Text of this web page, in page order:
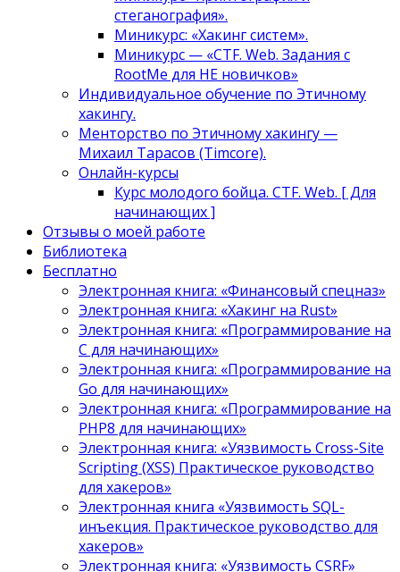
стеганография».
Миникурс: «Хакинг систем».
Миникурс — «CTF. Web. Задания с
RootMe для НЕ новичков»
Индивидуальное обучение по Этичному
хакингу.
Менторство по Этичному хакингу —
Михаил Тарасов (Timcore).
Онлайн-курсы
Курс молодого бойца. CTF. Web. [ Для
начинающих ]
Отзывы о моей работе
Библиотека
Бесплатно
Электронная книга: «Финансовый спецназ»
Электронная книга: «Хакинг на Rust»
Электронная книга: «Программирование на
C для начинающих»
Электронная книга: «Программирование на
Go для начинающих»
Электронная книга: «Программирование на
PHP8 для начинающих»
Электронная книга: «Уязвимость Cross-Site
Scripting (XSS) Практическое руководство
для хакеров»
Электронная книга «Уязвимость SQL-
инъекция. Практическое руководство для
хакеров»
Электронная книга: «Уязвимость CSRF»